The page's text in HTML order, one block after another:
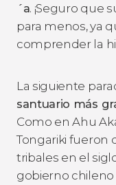
´a. ¡Seguro que
para menos, ya
comprender la
La siguiente
santuario más
Como en Ahu
Tongariki fueron
tribales en el
gobierno chileno